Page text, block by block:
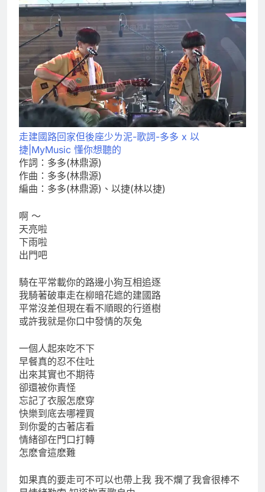
走建國路回家但後座少ㄌ泥-歌詞-多多 x 以
捷|MyMusic 懂你想聽的
作詞：多多(林鼎源)
作曲：多多(林鼎源)
編曲：多多(林鼎源)、以捷(林以捷)
啊 ～
天亮啦
下雨啦
出門吧
騎在平常載你的路邊小狗互相追逐
我騎著破車走在柳暗花遮的建國路
平常沒差但現在看不順眼的行道樹
或許我就是你口中發情的灰兔
一個人起來吃不下
早餐真的忍不住吐
出來其實也不期待
卻還被你責怪
忘記了衣服怎麽穿
快樂到底去哪裡買
到你愛的古著店看
情緒卻在門口打轉
怎麽會這麽難
如果真的要走可不可以也帶上我 我不爛了我會很棒不